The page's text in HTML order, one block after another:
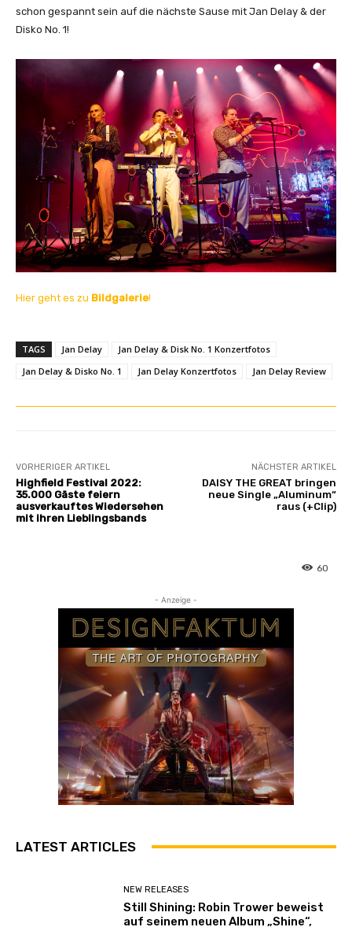
schon gespannt sein auf die nächste Sause mit Jan Delay & der
Disko No. 1!
Hier geht es zu Bildgalerie!
TAGS Jan Delay
Jan Delay & Disk No. 1 Konzertfotos
Jan Delay & Disko No. 1
Jan Delay Konzertfotos Jan Delay Review
VORHERIGER ARTIKEL
Highfield Festival 2022:
35.000 Gäste feiern
ausverkauftes Wiedersehen
mit ihren Lieblingsbands
NÄCHSTER ARTIKEL
DAISY THE GREAT bringen
neue Single „Aluminum“
raus (+Clip)
60
- Anzeige -
LATEST ARTICLES
NEW RELEASES
Still Shining: Robin Trower beweist
auf seinem neuen Album „Shine“,